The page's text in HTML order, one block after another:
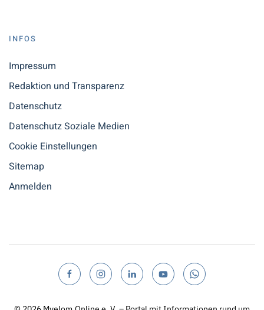
INFOS
Impressum
Redaktion und Transparenz
Datenschutz
Datenschutz Soziale Medien
Cookie Einstellungen
Sitemap
Anmelden